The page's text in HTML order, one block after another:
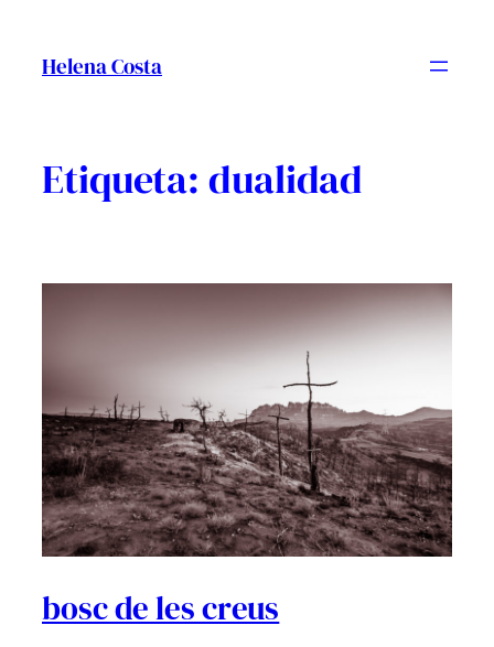
contingut
Helena Costa
Etiqueta: dualidad
bosc de les creus